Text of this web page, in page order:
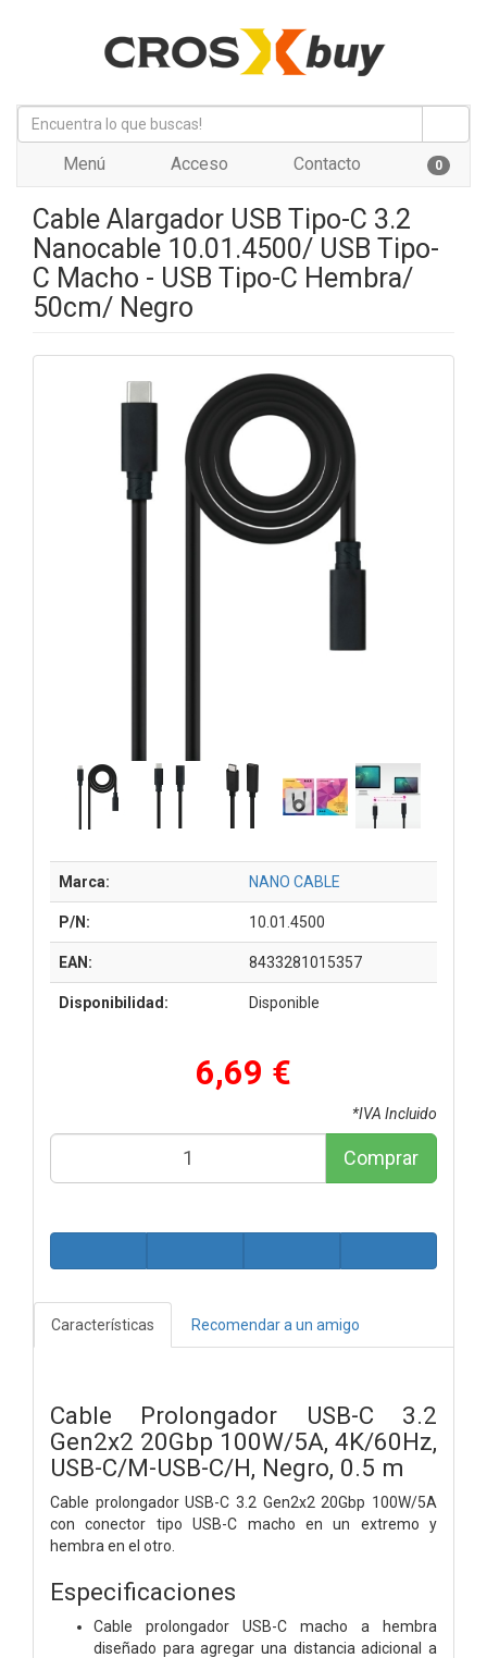
Menú Acceso Contacto 0
Cable Alargador USB Tipo-C 3.2
Nanocable 10.01.4500/ USB Tipo-
C Macho - USB Tipo-C Hembra/
50cm/ Negro
Marca: NANO CABLE
P/N: 10.01.4500
EAN: 8433281015357
Disponibilidad: Disponible
6,69 €
*IVA Incluido
Comprar
Características Recomendar a un amigo
Cable Prolongador USB-C 3.2
Gen2x2 20Gbp 100W/5A, 4K/60Hz,
USB-C/M-USB-C/H, Negro, 0.5 m
Cable prolongador USB-C 3.2 Gen2x2 20Gbp 100W/5A
con conector tipo USB-C macho en un extremo y
hembra en el otro.
Especificaciones
Cable prolongador USB-C macho a hembra
diseñado para agregar una distancia adicional a